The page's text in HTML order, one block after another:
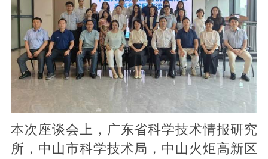
本次座谈会上，广东省科学技术情报研究
所，中山市科学技术局，中山火炬高新区